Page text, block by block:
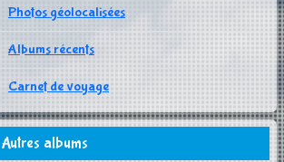
Photos géolocalisées
Albums récents
Carnet de voyage
Autres albums